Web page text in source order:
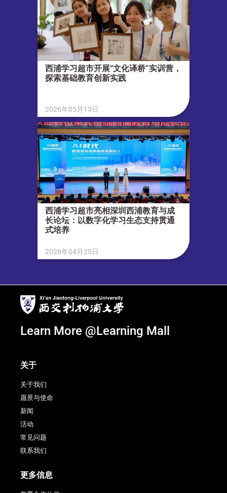
西浦学习超市开展“文化译桥”实训营，
探索基础教育创新实践
2026年05月13日
西浦学习超市亮相深圳西浦教育与成
长论坛：以数字化学习生态支持贯通
式培养
2026年04月25日
Learn More @Learning Mall
关于
关于我们
愿景与使命
新闻
活动
常见问题
联系我们
更多信息